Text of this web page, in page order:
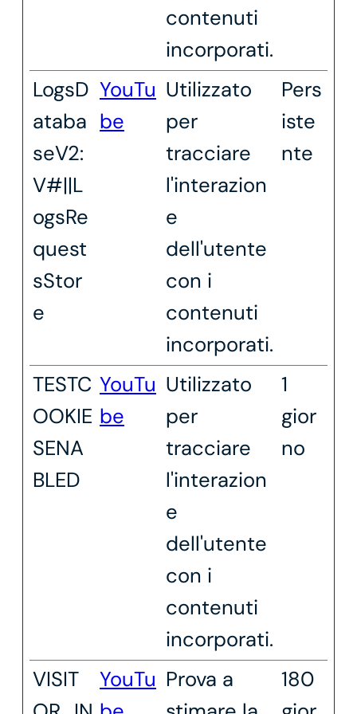
contenuti
incorporati.
LogsD
ataba
seV2:
V#||L
ogsRe
quest
sStor
e
YouTu
be
Utilizzato
per
tracciare
l'interazion
e
dell'utente
con i
contenuti
incorporati.
Pers
iste
nte
TESTC
OOKIE
SENA
BLED
YouTu
be
Utilizzato
per
tracciare
l'interazion
e
dell'utente
con i
contenuti
incorporati.
1
gior
no
VISIT
YouTu Prova a
180